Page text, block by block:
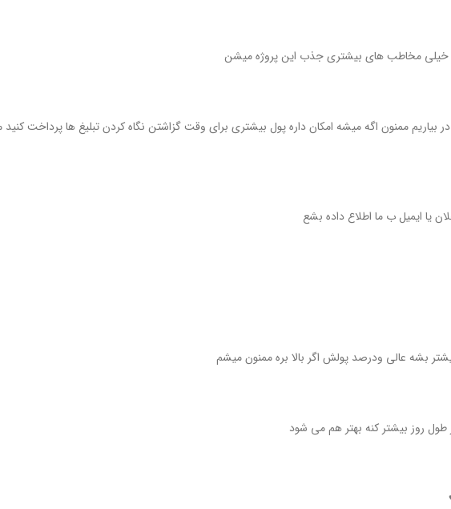
خیلی مخاطب های بیشتری جذب این پروژه میشن
در بیاریم ممنون اگه میشه امکان داره پول بیشتری برای وقت گزاشتن نگاه کردن تبلیغ ها پرداخت
یا ایمیل ب ما اطلاع داده بشع
بشه عالی ودرصد پولش اگر بالا بره ممنون میشم
روز بیشتر کنه بهتر هم می شود